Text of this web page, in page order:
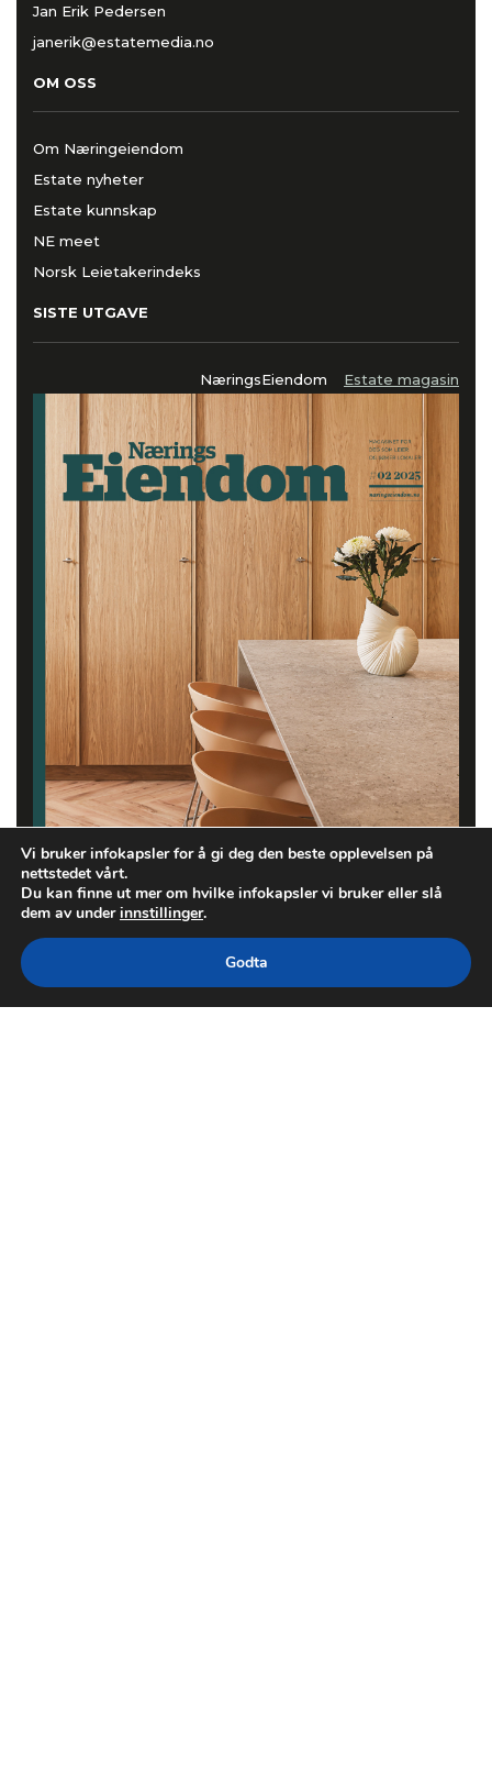
Jan Erik Pedersen
janerik@estatemedia.no
OM OSS
Om Næringeiendom
Estate nyheter
Estate kunnskap
NE meet
Norsk Leietakerindeks
SISTE UTGAVE
NæringsEiendom Estate magasin
Vi bruker infokapsler for å gi deg den beste opplevelsen på
nettstedet vårt.
Du kan finne ut mer om hvilke infokapsler vi bruker eller slå
dem av underinnstillinger.
Godta